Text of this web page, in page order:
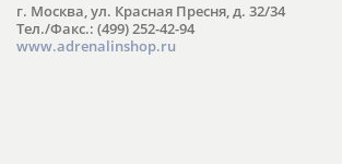
г. Москва, ул. Красная Пресня, д. 32/34
Тел./Факс.: (499) 252-42-94
www.adrenalinshop.ru